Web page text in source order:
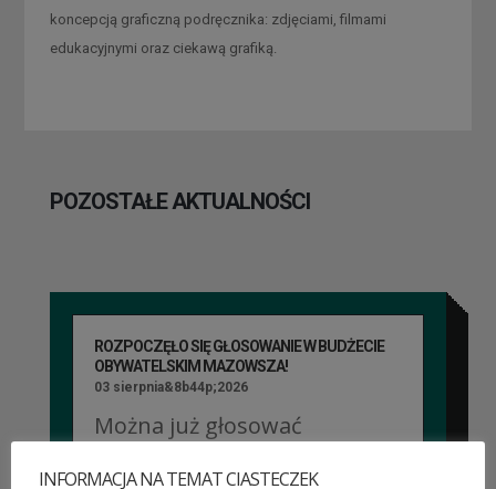
koncepcją graficzną podręcznika: zdjęciami, filmami
edukacyjnymi oraz ciekawą grafiką.
POZOSTAŁE AKTUALNOŚCI
ROZPOCZĘŁO SIĘ GŁOSOWANIE W BUDŻECIE
OBYWATELSKIM MAZOWSZA!
03 sierpnia&8b44p;2026
Można już głosować
na projekty zgłoszone do 7.
INFORMACJA NA TEMAT CIASTECZEK